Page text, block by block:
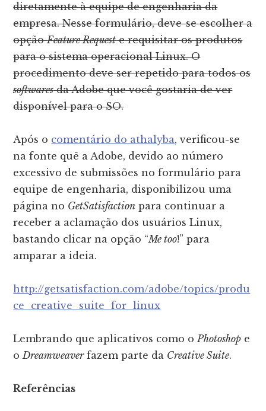
diretamente à equipe de engenharia da
empresa. Nesse formulário, deve-se escolher a
opçãoFeature Requeste requisitar os produtos
para o sistema operacional Linux. O
procedimento deve ser repetido para todos os
softwaresda Adobe que você gostaria de ver
disponível para o SO.
Após o comentário do athalyba, verificou-se
na fonte quê a Adobe, devido ao número
excessivo de submissões no formulário para
equipe de engenharia, disponibilizou uma
página no GetSatisfaction para continuar a
receber a aclamação dos usuários Linux,
bastando clicar na opção “Me too!” para
amparar a ideia.
http://getsatisfaction.com/adobe/topics/produ
ce_creative_suite_for_linux
Lembrando que aplicativos como oPhotoshop e
oDreamweaverfazem parte da Creative Suite.
Referências